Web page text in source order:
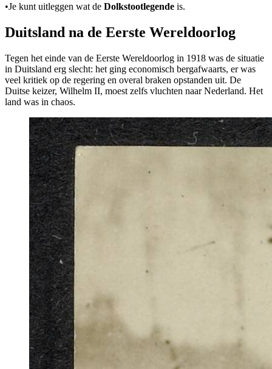
•Je kunt uitleggen wat de Dolkstootlegende is.
Duitsland na de Eerste Wereldoorlog
Tegen het einde van de Eerste Wereldoorlog in 1918 was de situatie
in Duitsland erg slecht: het ging economisch bergafwaarts, er was
veel kritiek op de regering en overal braken opstanden uit. De
Duitse keizer, Wilhelm II, moest zelfs vluchten naar Nederland. Het
land was in chaos.